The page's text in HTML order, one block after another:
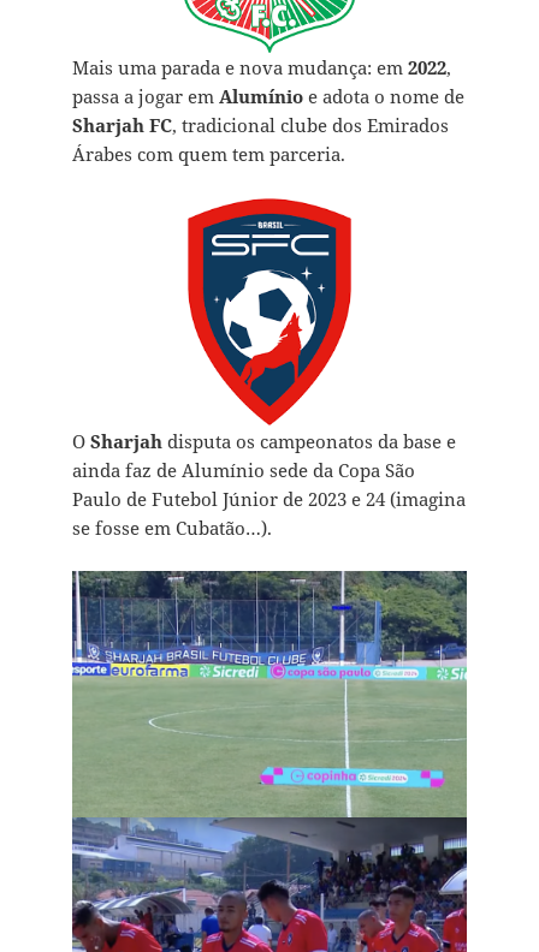
Mais uma parada e nova mudança: em 2022,
passa a jogar em Alumínioe adota o nome de
Sharjah FC, tradicional clube dos Emirados
Árabes com quem tem parceria.
O Sharjahdisputa os campeonatos da base e
ainda faz de Alumínio sede da Copa São
Paulo de Futebol Júnior de 2023 e 24 (imagina
se fosse em Cubatão…).